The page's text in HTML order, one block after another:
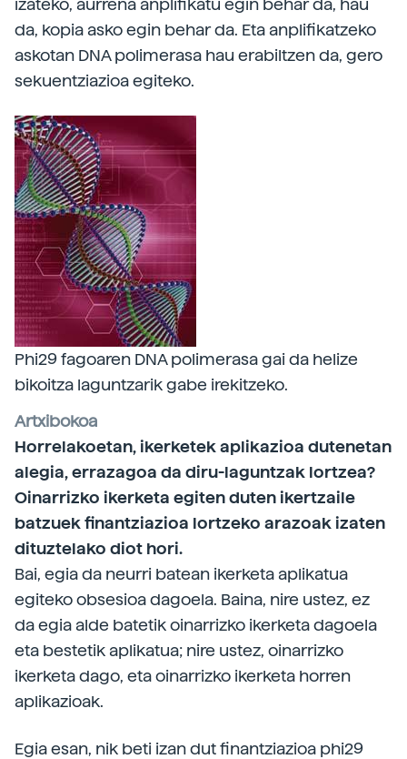
izateko, aurrena anplifikatu egin behar da, hau
da, kopia asko egin behar da. Eta anplifikatzeko
askotan DNA polimerasa hau erabiltzen da, gero
sekuentziazioa egiteko.
Phi29 fagoaren DNA polimerasa gai da helize
bikoitza laguntzarik gabe irekitzeko.
Artxibokoa
Horrelakoetan, ikerketek aplikazioa dutenetan
alegia, errazagoa da diru-laguntzak lortzea?
Oinarrizko ikerketa egiten duten ikertzaile
batzuek finantziazioa lortzeko arazoak izaten
dituztelako diot hori.
Bai, egia da neurri batean ikerketa aplikatua
egiteko obsesioa dagoela. Baina, nire ustez, ez
da egia alde batetik oinarrizko ikerketa dagoela
eta bestetik aplikatua; nire ustez, oinarrizko
ikerketa dago, eta oinarrizko ikerketa horren
aplikazioak.
Egia esan, nik beti izan dut finantziazioa phi29